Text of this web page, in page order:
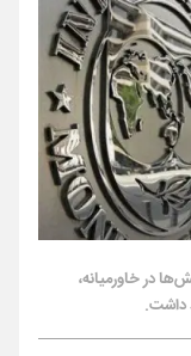
در خاورمیانه،
داشت.